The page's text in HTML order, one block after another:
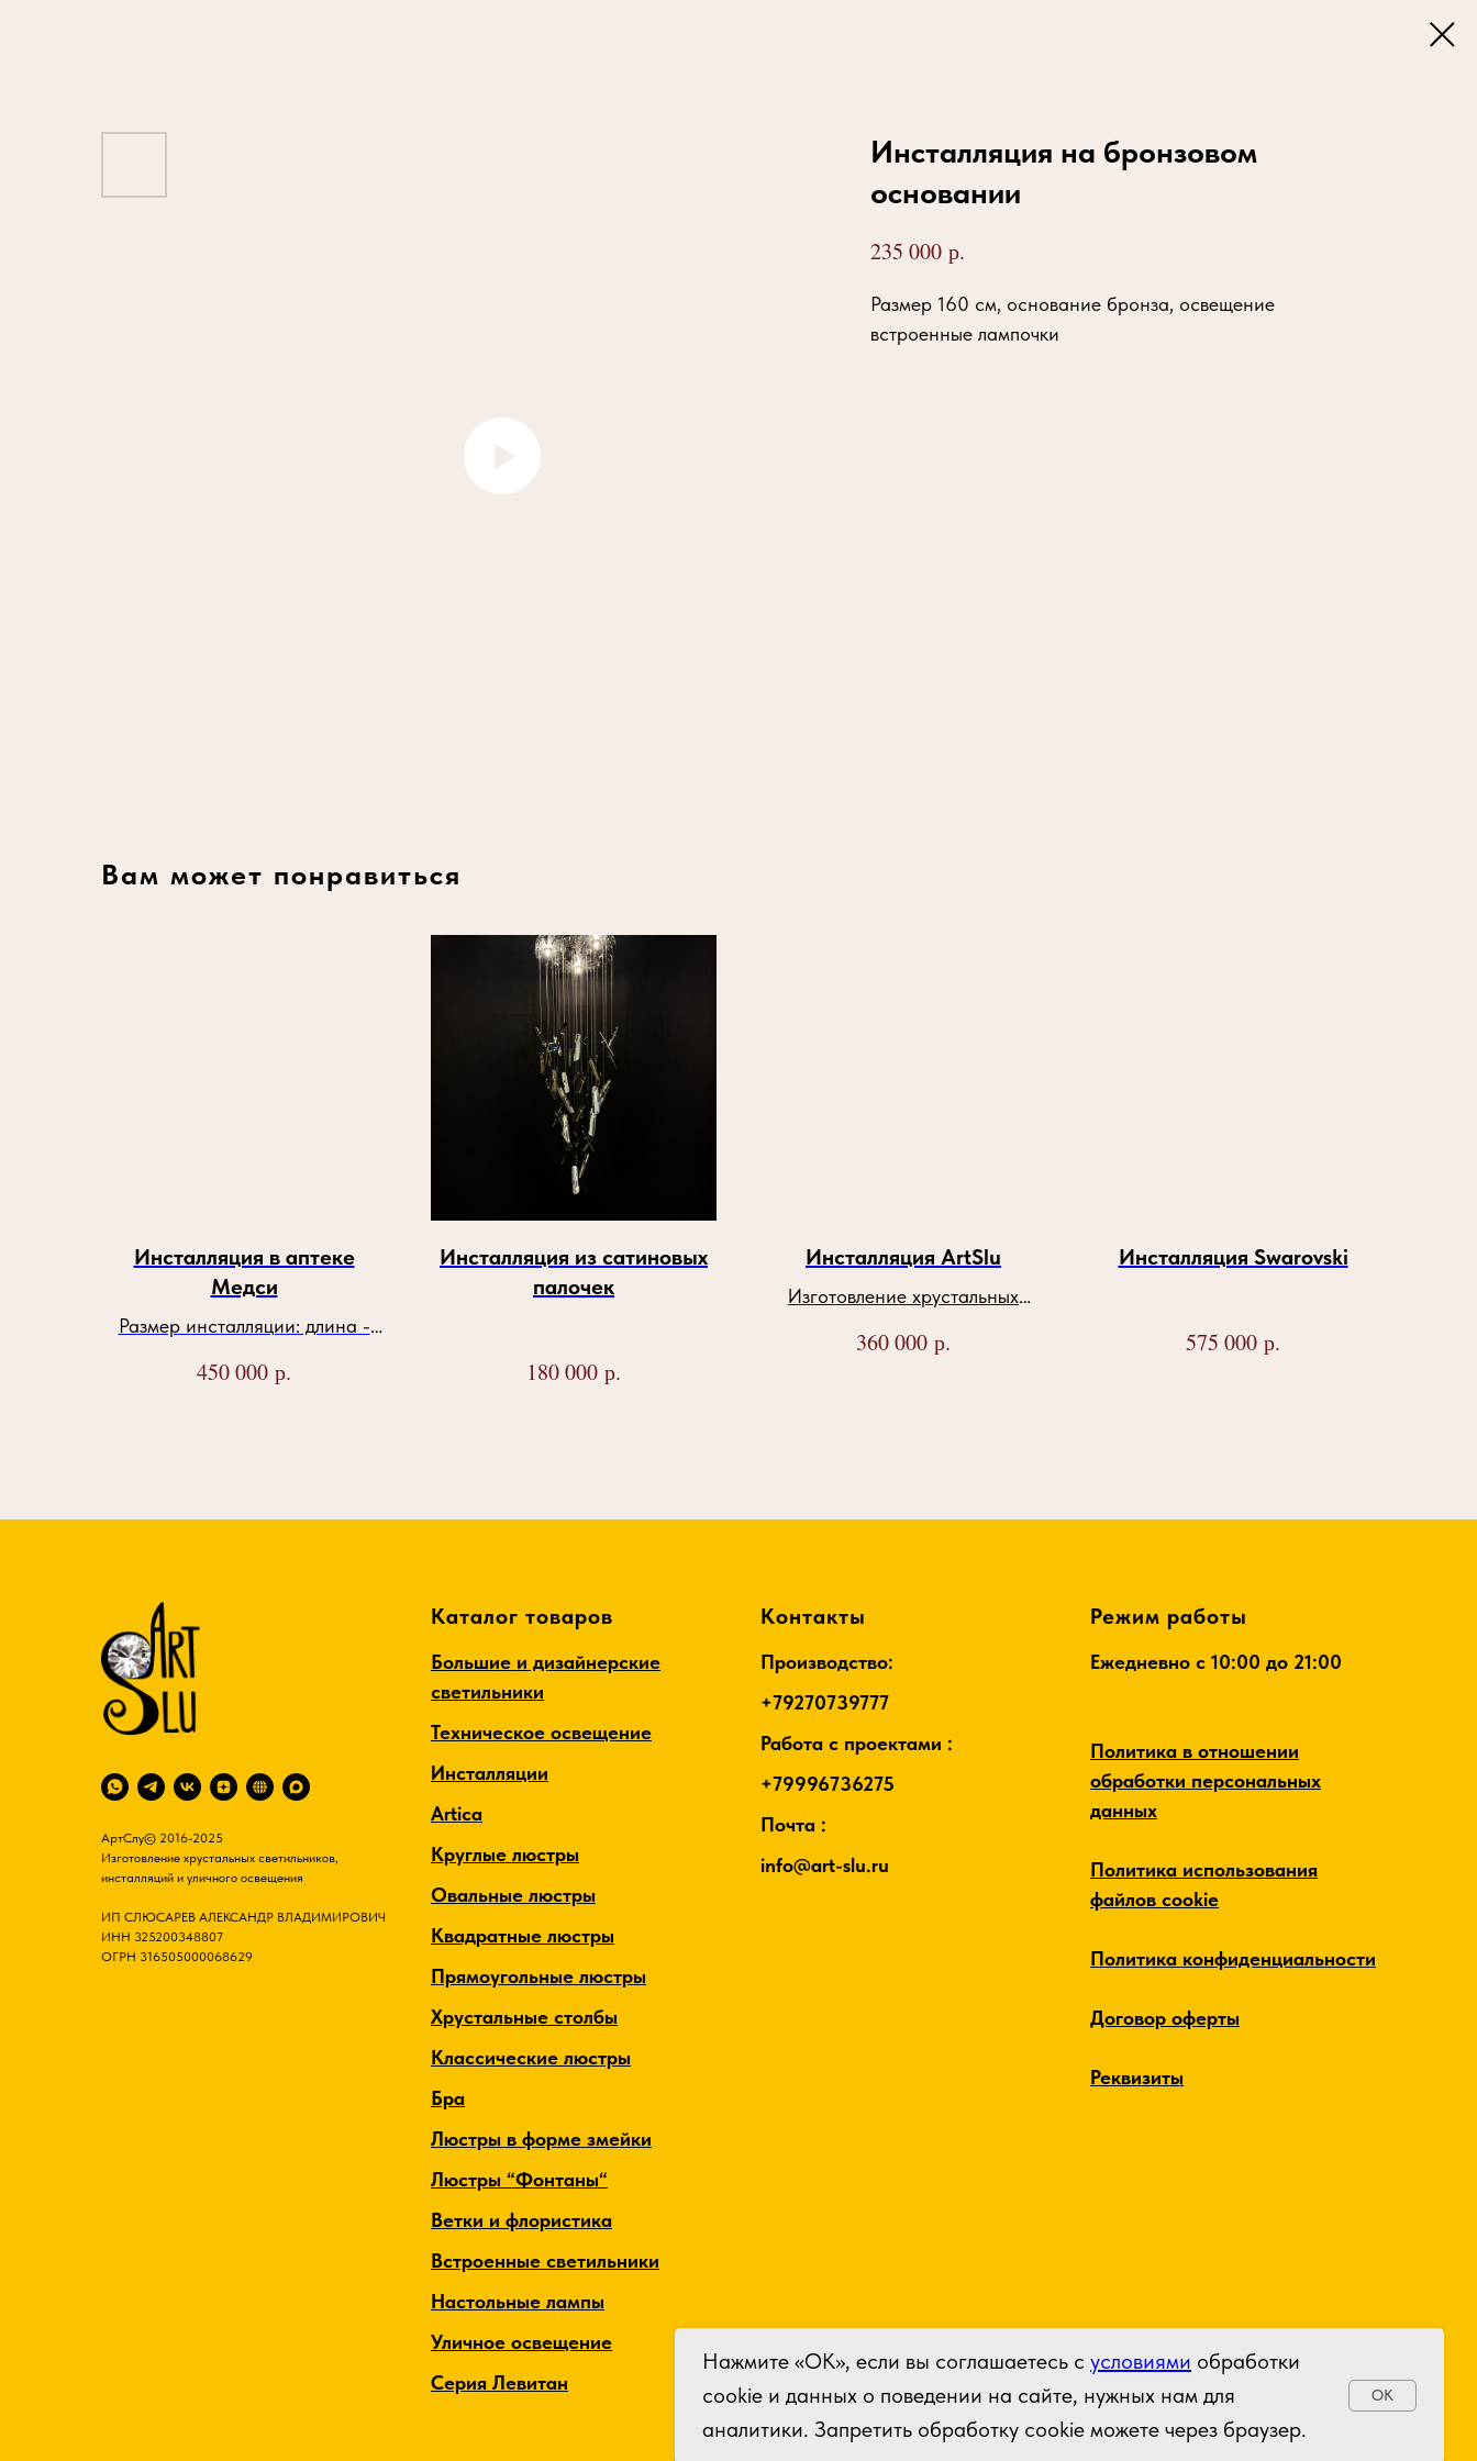
Инсталляция на бронзовом
основании
235 000 р.
Размер 160 см, основание бронза, освещение
встроенные лампочки
Вам может понравиться
Инсталляция в аптеке
Медси
Размер инсталляции: длина -
Количество листиков 200шт.
220В. Гарантия 2 года.
450 000 р.
Инсталляция из сатиновых
палочек
180 000 р.
Инсталляция ArtSlu
Изготовление хрустальных
360 000 р.
Инсталляция Swarovski
575 000 р.
Нажмите «ОК», если вы соглашаетесь с условиями обработки
cookie и данных о поведении на сайте, нужных нам для
аналитики. Запретить обработку cookie можете через браузер.
OK
АртСлу© 2016-2025
Изготовление хрустальных светильников,
инсталляций и уличного освещения
ИП СЛЮСАРЕВ АЛЕКСАНДР ВЛАДИМИРОВИЧ
ИНН 325200348807
ОГРН 316505000068629
Каталог товаров
Большие и дизайнерские
светильники
Техническое освещение
Инсталляции
Artica
Круглые люстры
Овальные люстры
Квадратные люстры
Прямоугольные люстры
Хрустальные столбы
Классические люстры
Бра
Люстры в форме змейки
Люстры “Фонтаны“
Ветки и флористика
Встроенные светильники
Настольные лампы
Уличное освещение
Серия Левитан
Контакты
Производство:
+79270739777
Работа с проектами :
+79996736275
Почта :
info@art-slu.ru
Режим работы
Ежедневно c 10:00 до 21:00
Политика в отношении
обработки персональных
данных
Политика использования
файлов cookie
Политика конфиденциальности
Договор оферты
Реквизиты